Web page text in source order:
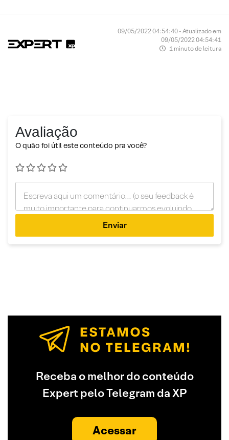
09/05/2022 04:54:40 • Atualizado em
09/05/2022 04:54:41
1 minuto de leitura
Avaliação
O quão foi útil este conteúdo pra você?
Enviar
Receba o melhor do conteúdo
Expert pelo Telegram da XP
Acessar